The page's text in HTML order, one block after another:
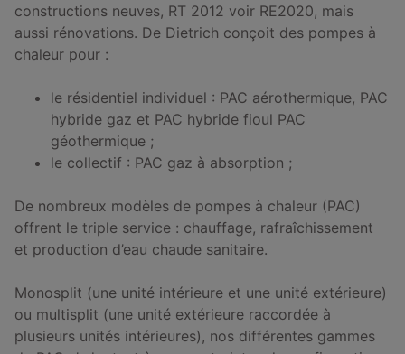
constructions neuves, RT 2012 voir RE2020, mais
aussi rénovations. De Dietrich conçoit des pompes à
chaleur pour :
le résidentiel individuel : PAC aérothermique, PAC
hybride gaz et PAC hybride fioul PAC
géothermique ;
le collectif : PAC gaz à absorption ;
De nombreux modèles de pompes à chaleur (PAC)
offrent le triple service : chauffage, rafraîchissement
et production d’eau chaude sanitaire.
Monosplit (une unité intérieure et une unité extérieure)
ou multisplit (une unité extérieure raccordée à
plusieurs unités intérieures), nos différentes gammes